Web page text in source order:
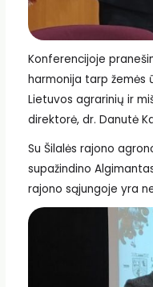
Konferencijoje
harmonija tarp žemės
Lietuvos agrarinių ir
direktorė, dr. Danutė
Su Šilalės rajono
supažindino
rajono sąjungoje yra